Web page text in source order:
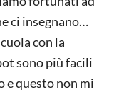
ci insegnano…
con la
sono più facili
e questo non mi